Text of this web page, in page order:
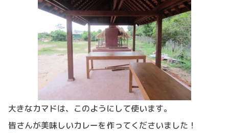
大きなカマドは、このようにして使います。
皆さんが美味しいカレーを作ってくださいました！